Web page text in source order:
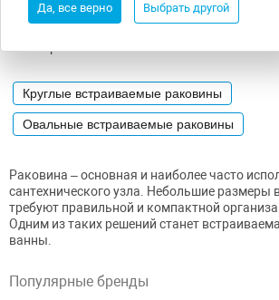
Да, все верно Выбрать другой
Применить фильтры
Круглые встраиваемые раковины
Овальные встраиваемые раковины
Раковина – основная и наиболее часто
сантехнического узла. Небольшие размеры
требуют правильной и компактной
Одним из таких решений станет
ванны.
Популярные бренды